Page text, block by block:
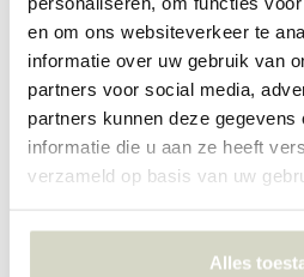
en om ons websiteverkeer te
informatie over uw gebruik van
partners voor social media,
partners kunnen deze
informatie die u aan ze heeft
verzameld op basis van uw
Alles